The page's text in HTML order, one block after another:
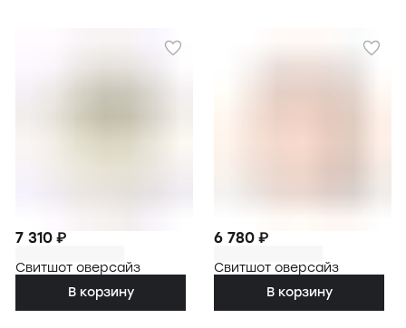
7 310 ₽
Свитшот оверсайз
В корзину
6 780 ₽
Свитшот оверсайз
В корзину